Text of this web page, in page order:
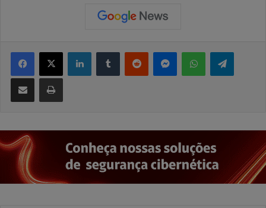
Facebook
X LinkedinTumblr Reddit MessengerWhatsApp
Compartilhar via e-mail Imprimir